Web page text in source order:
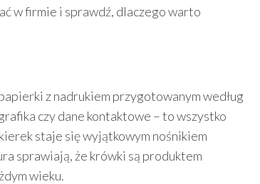
w firmie i sprawdź, dlaczego warto
z nadrukiem przygotowanym według
czy dane kontaktowe – to wszystko
staje się wyjątkowym nośnikiem
sprawiają, że krówki są produktem
wieku.